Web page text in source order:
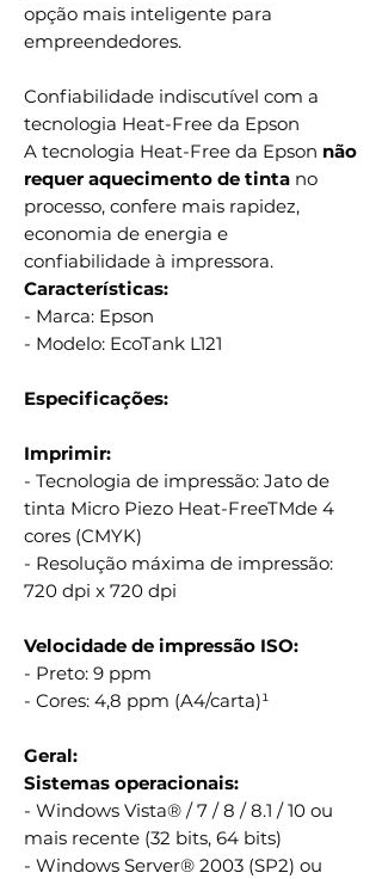
opção mais inteligente para
empreendedores.
Confiabilidade indiscutível com a
tecnologia Heat-Free da Epson
A tecnologia Heat-Free da Epson não
requer aquecimento de tinta no
processo, confere mais rapidez,
economia de energia e
confiabilidade à impressora.
Características:
- Marca: Epson
- Modelo: EcoTank L121
Especificações:
Imprimir:
- Tecnologia de impressão: Jato de
tinta Micro Piezo Heat-FreeTMde 4
cores (CMYK)
- Resolução máxima de impressão:
720 dpi x 720 dpi
Velocidade de impressão ISO:
- Preto: 9 ppm
- Cores: 4,8 ppm (A4/carta)¹
Geral:
Sistemas operacionais:
- Windows Vista® / 7 / 8 / 8.1 / 10 ou
mais recente (32 bits, 64 bits)
- Windows Server® 2003 (SP2) ou